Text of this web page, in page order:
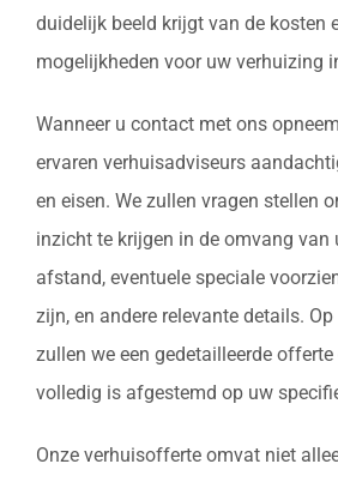
duidelijk beeld krijgt van de kosten
mogelijkheden voor uw verhuizing
Wanneer u contact met ons
ervaren verhuisadviseurs
en eisen. We zullen vragen stellen
inzicht te krijgen in de omvang van
afstand, eventuele speciale
zijn, en andere relevante details.
zullen we een gedetailleerde
volledig is afgestemd op uw
Onze verhuisofferte omvat niet